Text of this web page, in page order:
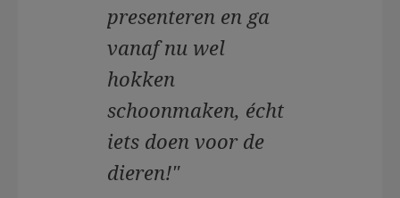
presenteren en ga
vanaf nu wel
hokken
schoonmaken, écht
iets doen voor de
dieren!"